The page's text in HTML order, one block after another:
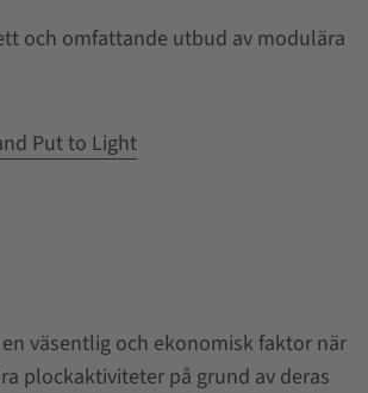
och omfattande utbud av modulära
Put to Light
väsentlig och ekonomisk faktor när
plockaktiviteter på grund av deras